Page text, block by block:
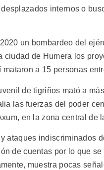
internos o
un bombardeo del
ciudad de Humera los
a 15 personas
de tigriños mató a
las fuerzas del poder
en la zona central de
ataques indiscriminados
de cuentas por lo que
muestra pocas